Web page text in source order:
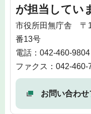
が担当してい
市役所田無庁舎 〒
番13号
電話：042-460-9804
ファクス：042-460-
お問い合わ